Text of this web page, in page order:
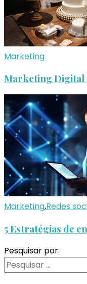
Marketing
Marketing Digital
Marketing,Redes
5 Estratégias de
Pesquisar por: